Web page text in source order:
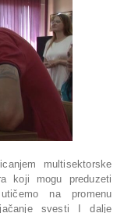
multisektorske
koji mogu preduzeti
na promenu
svesti I dalje